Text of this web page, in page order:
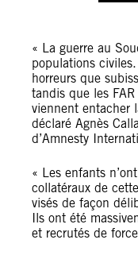
« La guerre au
populations
horreurs que
tandis que les
viennent entacher
déclaré Agnès
d’Amnesty
« Les enfants
collatéraux de
visés de façon
Ils ont été
et recrutés de